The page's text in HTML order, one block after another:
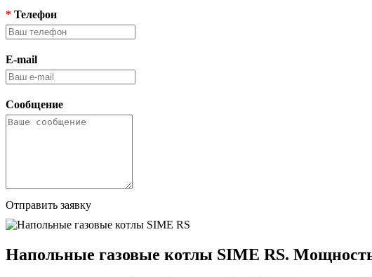
* Телефон
E-mail
Сообщение
Отправить заявку
Напольные газовые котлы SIME RS.